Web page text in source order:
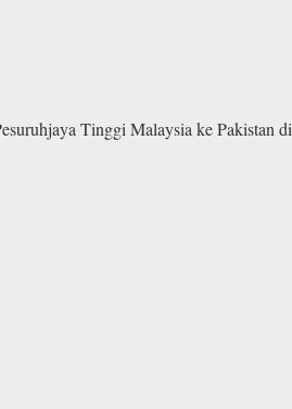
Tinggi Malaysia ke Pakistan di